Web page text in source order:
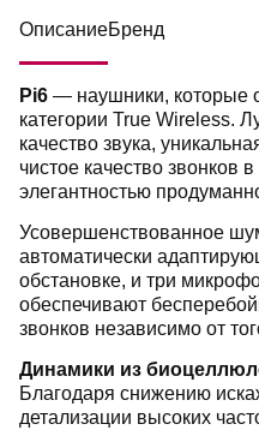
ОписаниеБренд
Pi6 — наушники, которые
категории True Wireless.
качество звука,
чистое качество звонков
элегантностью
Усовершенствованное
автоматически
обстановке, и три
обеспечивают
звонков независимо от
Динамики из
Благодаря снижению
детализации высоких